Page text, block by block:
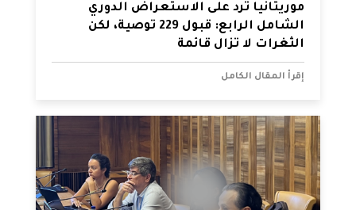
موريتانيا ترد على الاستعراض الدوري
الشامل الرابع: قبول 229 توصية، لكن
الثغرات لا تزال قائمة
إقرأ المقال الكامل